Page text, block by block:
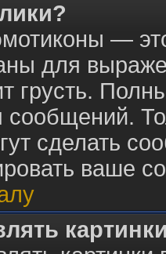
—
для
грусть.
сделать
ваше